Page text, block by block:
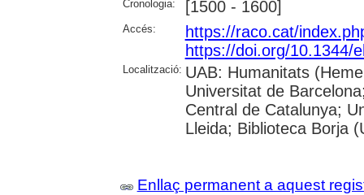
Cronologia:
[1500 - 1600]
Accés:
https://raco.cat/
https://doi.org/10.1344/
Localització: UAB: Humanitats
Universitat de
Central de Catalunya;
Lleida; Biblioteca Borja
Enllaç permanent a aquest